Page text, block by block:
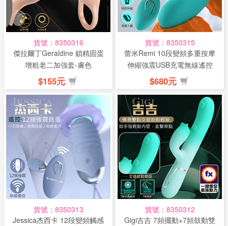
貨號：8350316
傑拉爾丁Geraldine 鎖精固蛋
增粗老二加強套-膚色
$155元
貨號：8350315
蕾米Remi 10段變頻多重按摩
伸縮強震USB充電無線遙控
震...
$680元
貨號：8350313
Jessica杰西卡 12段變頻觸感
貨號：8350312
Gigi吉吉 7頻擺動+7頻鼓動雙